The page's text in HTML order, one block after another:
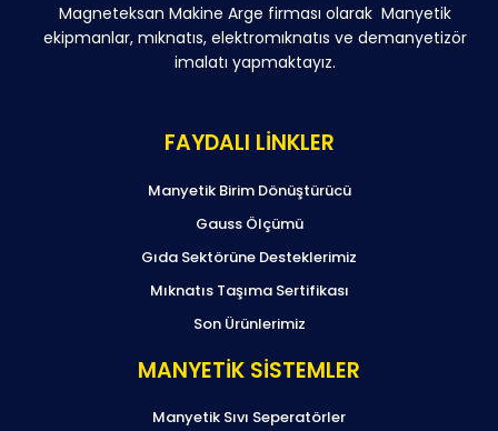
Magneteksan Makine Arge firması olarak Manyetik
ekipmanlar, mıknatıs, elektromıknatıs ve demanyetizör
imalatı yapmaktayız.
FAYDALI LİNKLER
Manyetik Birim Dönüştürücü
Gauss Ölçümü
Gıda Sektörüne Desteklerimiz
Mıknatıs Taşıma Sertifikası
Son Ürünlerimiz
MANYETİK SİSTEMLER
Manyetik Sıvı Seperatörler